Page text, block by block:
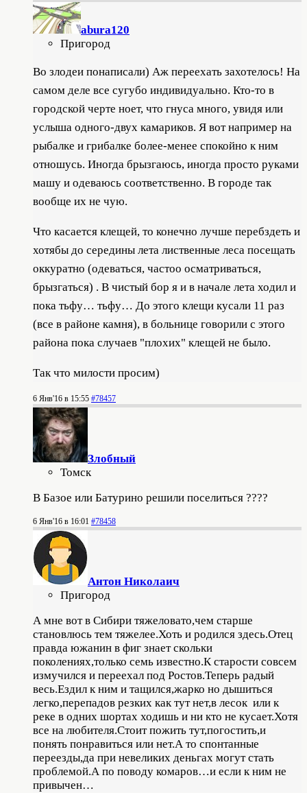
abura120
Пригород
Во злодеи понаписали) Аж переехать захотелось! На
самом деле все сугубо индивидуально. Кто-то в
городской черте ноет, что гнуса много, увидя или
услыша одного-двух камариков. Я вот например на
рыбалке и грибалке более-менее спокойно к ним
отношусь. Иногда брызгаюсь, иногда просто руками
машу и одеваюсь соответственно. В городе так
вообще их не чую.
Что касается клещей, то конечно лучше перебздеть и
хотябы до середины лета лиственные леса посещать
оккуратно (одеваться, частоо осматриваться,
брызгаться) . В чистый бор я и в начале лета ходил и
пока тьфу… тьфу… До этого клещи кусали 11 раз
(все в районе камня), в больнице говорили с этого
района пока случаев "плохих" клещей не было.
Так что милости просим)
6 Янв'16 в 15:55 #78457
Злобный
Томск
В Базое или Батурино решили поселиться ????
6 Янв'16 в 16:01 #78458
Антон Николаич
Пригород
А мне вот в Сибири тяжеловато,чем старше
становлюсь тем тяжелее.Хоть и родился здесь.Отец
правда южанин в фиг знает скольки
поколениях,только семь известно.К старости совсем
измучился и переехал под Ростов.Теперь радый
весь.Ездил к ним и тащился,жарко но дышиться
легко,перепадов резких как тут нет,в лесок или к
реке в одних шортах ходишь и ни кто не кусает.Хотя
все на любителя.Стоит пожить тут,погостить,и
понять понравиться или нет.А то спонтанные
переезды,да при невеликих деньгах могут стать
проблемой.А по поводу комаров…и если к ним не
привычен…